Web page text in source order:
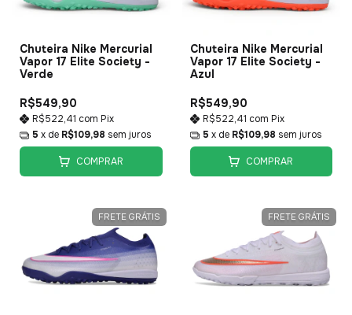
Chuteira Nike Mercurial
Vapor 17 Elite Society -
Verde
R$549,90
R$522,41 com Pix
5 x de R$109,98 sem juros
COMPRAR
Chuteira Nike Mercurial
Vapor 17 Elite Society -
Azul
R$549,90
R$522,41 com Pix
5 x de R$109,98 sem juros
COMPRAR
FRETE GRÁTIS FRETE GRÁTIS